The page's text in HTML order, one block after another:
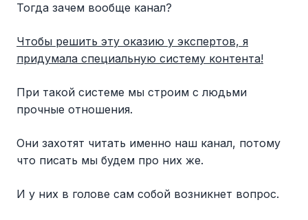
Тогда зачем вообще канал?
Чтобы решить эту оказию у экспертов, я
придумала специальную систему контента!
При такой системе мы строим с людьми
прочные отношения.
Они захотят читать именно наш канал, потому
что писать мы будем про них же.
И у них в голове сам собой возникнет вопрос.